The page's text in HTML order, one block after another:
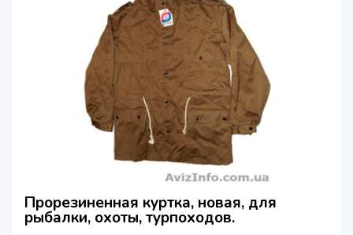
Прорезиненная куртка, новая, для
рыбалки, охоты, турпоходов.